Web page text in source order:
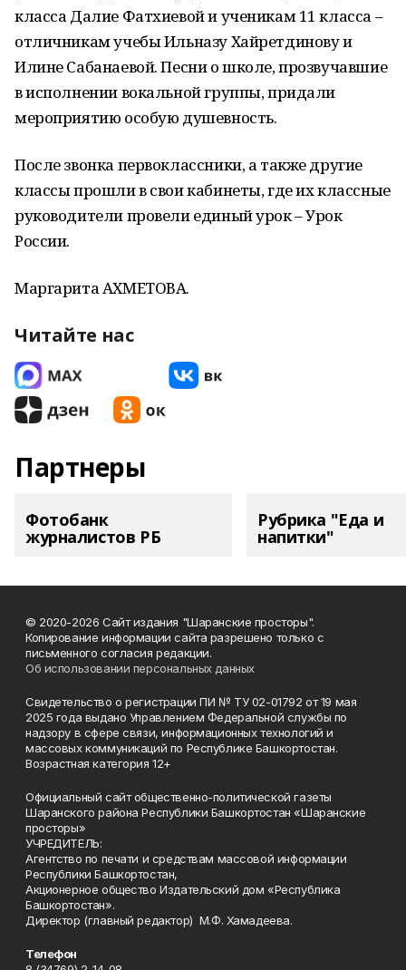
класса Далие Фатхиевой и ученикам 11 класса –
отличникам учебы Ильназу Хайретдинову и
Илине Сабанаевой. Песни о школе, прозвучавшие
в исполнении вокальной группы, придали
мероприятию особую душевность.
После звонка первоклассники, а также другие
классы прошли в свои кабинеты, где их классные
руководители провели единый урок – Урок
России.
Маргарита АХМЕТОВА.
Читайте нас
Партнеры
Фотобанк
журналистов РБ
Рубрика "Еда и
напитки"
© 2020-2026 Сайт издания "Шаранские просторы".
Копирование информации сайта разрешено только с
письменного согласия редакции.
Об использовании персональных данных
Свидетельство о регистрации ПИ № ТУ 02-01792 от 19 мая
2025 года выдано Управлением Федеральной службы по
надзору в сфере связи, информационных технологий и
массовых коммуникаций по Республике Башкортостан.
Возрастная категория 12+
Официальный сайт общественно-политической газеты
Шаранского района Республики Башкортостан «Шаранские
просторы»
УЧРЕДИТЕЛЬ:
Агентство по печати и средствам массовой информации
Республики Башкортостан,
Акционерное общество Издательский дом «Республика
Башкортостан».
Директор (главный редактор) М.Ф. Хамадеева.
Телефон